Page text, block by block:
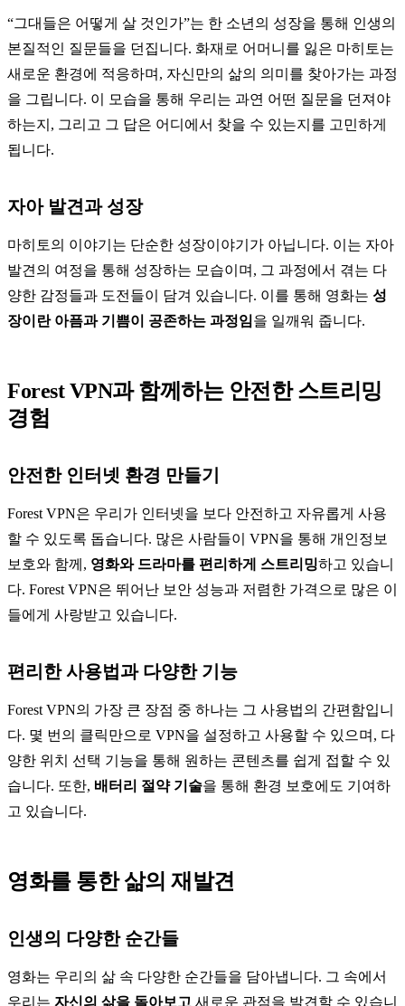
“그대들은 어떻게 살 것인가”는 한 소년의 성장을 통해 인생의
본질적인 질문들을 던집니다. 화재로 어머니를 잃은 마히토는
새로운 환경에 적응하며, 자신만의 삶의 의미를 찾아가는 과정
을 그립니다. 이 모습을 통해 우리는 과연 어떤 질문을 던져야
하는지, 그리고 그 답은 어디에서 찾을 수 있는지를 고민하게
됩니다.
자아 발견과 성장
마히토의 이야기는 단순한 성장이야기가 아닙니다. 이는 자아
발견의 여정을 통해 성장하는 모습이며, 그 과정에서 겪는 다
양한 감정들과 도전들이 담겨 있습니다. 이를 통해 영화는 성
장이란 아픔과 기쁨이 공존하는 과정임을 일깨워 줍니다.
Forest VPN과 함께하는 안전한 스트리밍
경험
안전한 인터넷 환경 만들기
Forest VPN은 우리가 인터넷을 보다 안전하고 자유롭게 사용
할 수 있도록 돕습니다. 많은 사람들이 VPN을 통해 개인정보
보호와 함께, 영화와 드라마를 편리하게 스트리밍하고 있습니
다. Forest VPN은 뛰어난 보안 성능과 저렴한 가격으로 많은 이
들에게 사랑받고 있습니다.
편리한 사용법과 다양한 기능
Forest VPN의 가장 큰 장점 중 하나는 그 사용법의 간편함입니
다. 몇 번의 클릭만으로 VPN을 설정하고 사용할 수 있으며, 다
양한 위치 선택 기능을 통해 원하는 콘텐츠를 쉽게 접할 수 있
습니다. 또한, 배터리 절약 기술을 통해 환경 보호에도 기여하
고 있습니다.
영화를 통한 삶의 재발견
인생의 다양한 순간들
영화는 우리의 삶 속 다양한 순간들을 담아냅니다. 그 속에서
우리는 자신의 삶을 돌아보고 새로운 관점을 발견할 수 있습니